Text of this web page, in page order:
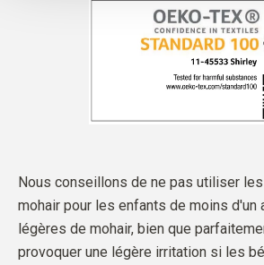
Nous conseillons de ne pas utiliser
mohair pour les enfants de moins d'un
légères de mohair, bien que
provoquer une légère irritation si les